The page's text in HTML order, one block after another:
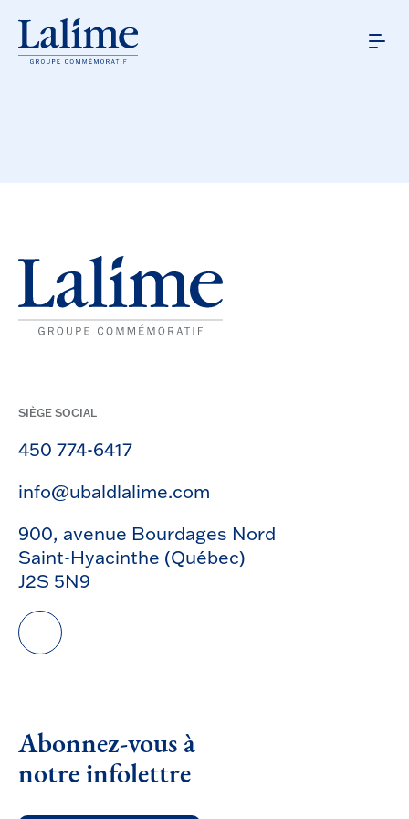
SIÈGE SOCIAL
450 774-6417
info@ubaldlalime.com
900, avenue Bourdages Nord
Saint-Hyacinthe (Québec)
J2S 5N9
Abonnez-vous à
notre infolettre